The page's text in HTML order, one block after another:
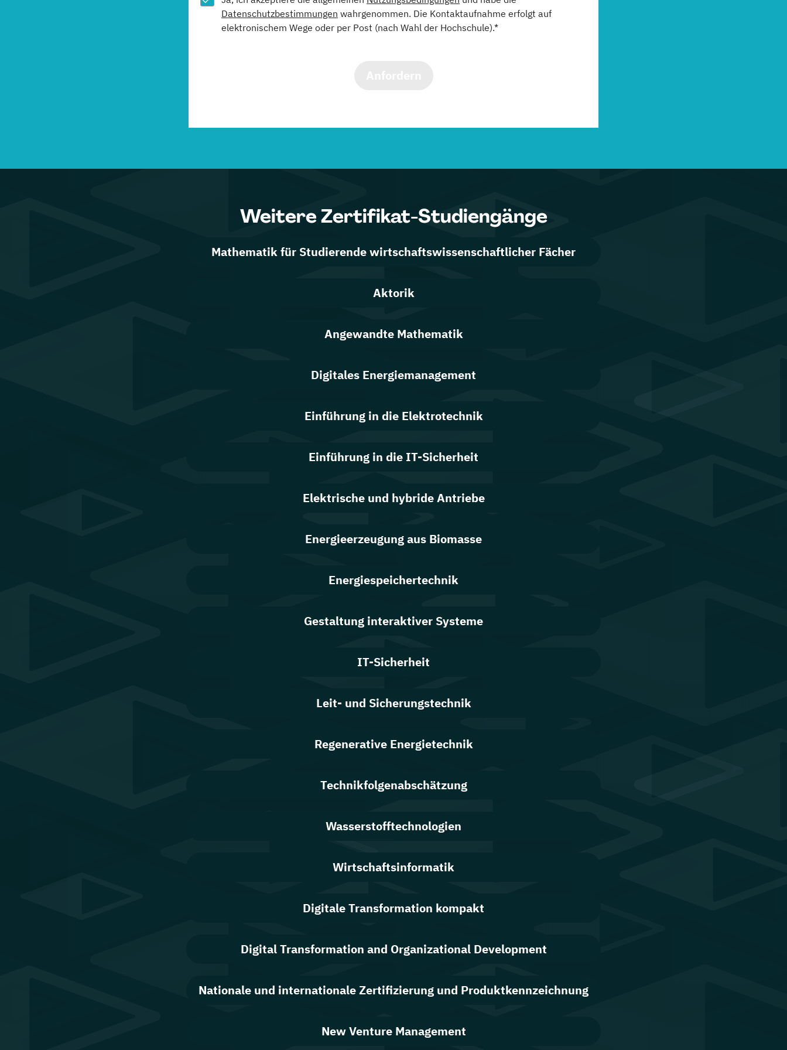
Datenschutzbestimmungen wahrgenommen. Die Kontaktaufnahme erfolgt auf
elektronischem Wege oder per Post (nach Wahl der Hochschule).*
Weitere Zertifikat-Studiengänge
Mathematik für Studierende wirtschaftswissenschaftlicher Fächer
Aktorik
Angewandte Mathematik
Digitales Energiemanagement
Einführung in die Elektrotechnik
Einführung in die IT-Sicherheit
Elektrische und hybride Antriebe
Energieerzeugung aus Biomasse
Energiespeichertechnik
Gestaltung interaktiver Systeme
IT-Sicherheit
Leit- und Sicherungstechnik
Regenerative Energietechnik
Technikfolgen­abschätzung
Wasserstofftechnologien
Wirtschaftsinformatik
Digitale Transformation kompakt
Digital Transformation and Organizational Development
Nationale und internationale Zertifizierung und Produktkennzeichnung
New Venture Management